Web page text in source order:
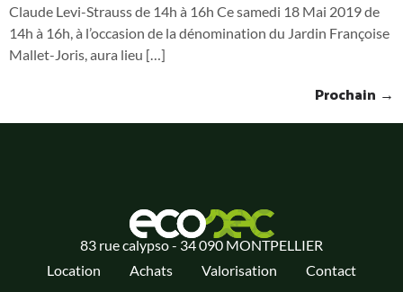
Claude Levi-Strauss de 14h à 16h Ce samedi 18 Mai 2019 de
14h à 16h, à l’occasion de la dénomination du Jardin Françoise
Mallet-Joris, aura lieu […]
Prochain →
83 rue calypso - 34 090 MONTPELLIER
Location
Achats Valorisation Contact